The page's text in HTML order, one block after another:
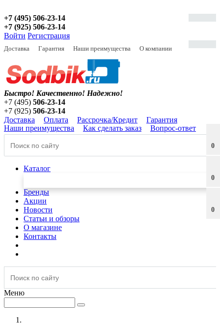
+7 (495) 506-23-14
+7 (925) 506-23-14
Войти Регистрация
Доставка Гарантия Наши преимущества О компании
0
0
0
Быстро! Качественно! Надежно!
+7 (495) 506-23-14
+7 (925) 506-23-14
Доставка
Оплата Рассрочка/Кредит
Гарантия
Наши преимущества
Как сделать заказ Вопрос-ответ
Каталог
Бренды
Акции
Новости
Статьи и обзоры
О магазине
Контакты
Меню